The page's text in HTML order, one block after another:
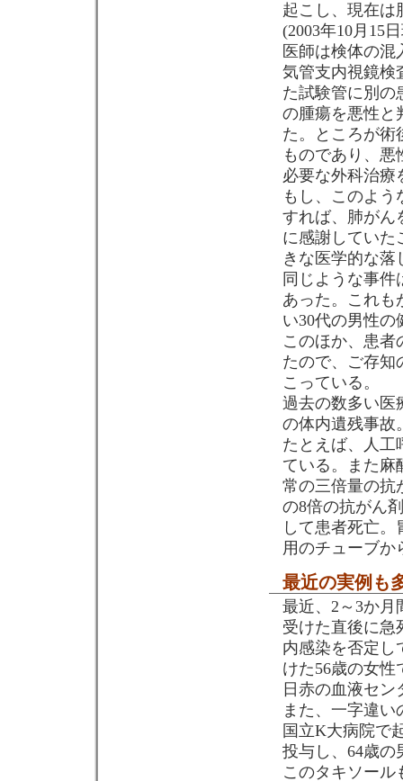
起こし、現在は
(2003年10月15
医師は検体の
気管支内視鏡検
た試験管に別の
の腫瘍を悪性と
た。ところが術
ものであり、
必要な外科治療
もし、このよ
すれば、肺がん
に感謝していた
きな医学的な落
同じような事
あった。これも
い30代の男性
このほか、患者
たので、ご存知
こっている。
過去の数多い医
の体内遺残事故
たとえば、人工
ている。また麻
常の三倍量の抗
の8倍の抗がん
して患者死亡
用のチューブか
最近の実例も
最近、2～3か月
受けた直後に急
内感染を否定し
けた56歳の女
日赤の血液セ
また、一字違
国立K大病院で
投与し、64歳の
このタキソール